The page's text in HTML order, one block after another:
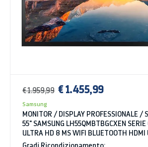
€ 1.959,99 € 1.455,99
Samsung
MONITOR / DISPLAY PROFESSIONALE /
55" SAMSUNG LH55QMBTBGCXEN
ULTRA HD 8 MS WIFI BLUETOOTH HDMI